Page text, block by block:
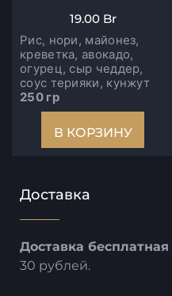
19.00 Br
Рис, нори, майонез,
креветка, авокадо,
огурец, сыр чеддер,
соус терияки, кунжут
250 гр
В КОРЗИНУ
Доставка
Доставка бесплатная
30 рублей.